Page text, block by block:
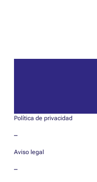
Política de privacidad
–
Aviso legal
–